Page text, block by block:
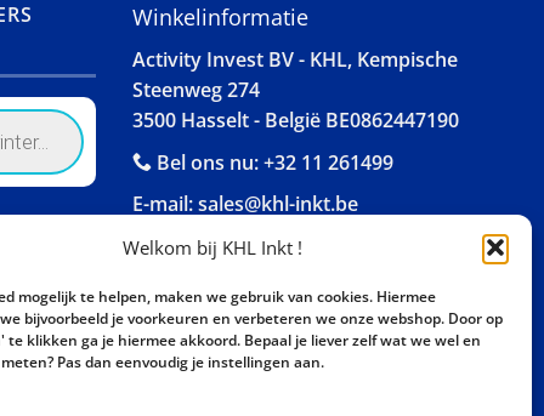
Welkom bij KHL Inkt !
mogelijk te helpen, maken we gebruik van cookies. Hiermee
bijvoorbeeld je voorkeuren en verbeteren we onze webshop. Door op
te klikken ga je hiermee akkoord. Bepaal je liever zelf wat we wel en
Pas dan eenvoudig je instellingen aan.
Winkelinformatie
Activity Invest BV - KHL, Kempische
Steenweg 274
3500 Hasselt - België BE0862447190
Bel ons nu:+32 11 261499
E-mail:sales@khl-inkt.be